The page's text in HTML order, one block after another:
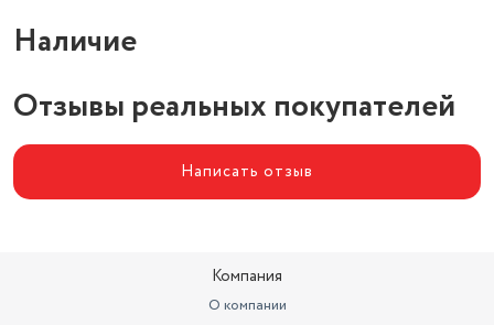
Наличие
Отзывы реальных покупателей
Написать отзыв
Компания
О компании